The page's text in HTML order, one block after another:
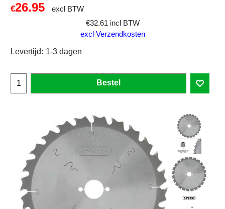
€26.95
excl BTW
€32.61 incl BTW
excl Verzendkosten
Levertijd: 1-3 dagen
Bestel